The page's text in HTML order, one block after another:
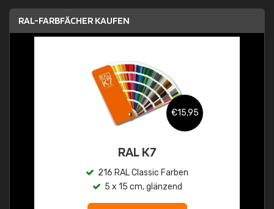
RAL-FARBFÄCHER KAUFEN
€15,95
RAL K7
216 RAL Classic Farben
5 x 15 cm, glänzend